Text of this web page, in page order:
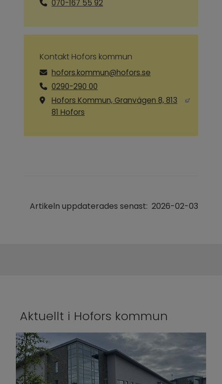
070-167 55 92
Kontakt Hofors kommun
hofors.kommun@hofors.se
0290-290 00
Hofors Kommun, Granvägen 8, 813
81 Hofors
Artikeln uppdaterades senast: 2026-02-03
Aktuellt i Hofors kommun